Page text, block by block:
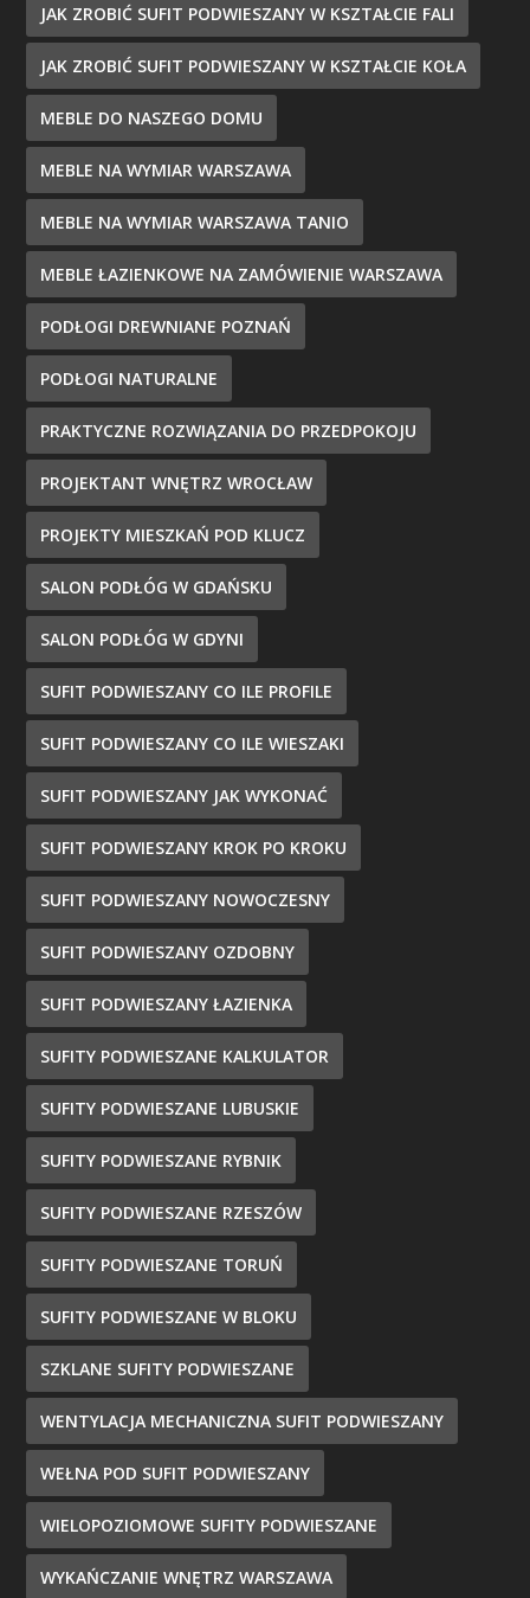
JAK ZROBIĆ SUFIT PODWIESZANY W KSZTAŁCIE FALI
JAK ZROBIĆ SUFIT PODWIESZANY W KSZTAŁCIE KOŁA
MEBLE DO NASZEGO DOMU
MEBLE NA WYMIAR WARSZAWA
MEBLE NA WYMIAR WARSZAWA TANIO
MEBLE ŁAZIENKOWE NA ZAMÓWIENIE WARSZAWA
PODŁOGI DREWNIANE POZNAŃ
PODŁOGI NATURALNE
PRAKTYCZNE ROZWIĄZANIA DO PRZEDPOKOJU
PROJEKTANT WNĘTRZ WROCŁAW
PROJEKTY MIESZKAŃ POD KLUCZ
SALON PODŁÓG W GDAŃSKU
SALON PODŁÓG W GDYNI
SUFIT PODWIESZANY CO ILE PROFILE
SUFIT PODWIESZANY CO ILE WIESZAKI
SUFIT PODWIESZANY JAK WYKONAĆ
SUFIT PODWIESZANY KROK PO KROKU
SUFIT PODWIESZANY NOWOCZESNY
SUFIT PODWIESZANY OZDOBNY
SUFIT PODWIESZANY ŁAZIENKA
SUFITY PODWIESZANE KALKULATOR
SUFITY PODWIESZANE LUBUSKIE
SUFITY PODWIESZANE RYBNIK
SUFITY PODWIESZANE RZESZÓW
SUFITY PODWIESZANE TORUŃ
SUFITY PODWIESZANE W BLOKU
SZKLANE SUFITY PODWIESZANE
WENTYLACJA MECHANICZNA SUFIT PODWIESZANY
WEŁNA POD SUFIT PODWIESZANY
WIELOPOZIOMOWE SUFITY PODWIESZANE
WYKAŃCZANIE WNĘTRZ WARSZAWA